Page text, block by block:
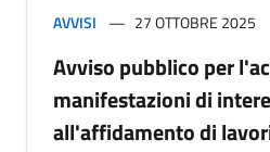
AVVISI 27 OTTOBRE 2025
Avviso pubblico per
manifestazioni di
all'affidamento di